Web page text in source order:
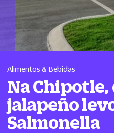
Alimentos & Bebidas
Na
jalapeño
Salmonella